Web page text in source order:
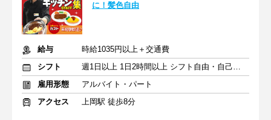
に！髪色自由
給与
時給1035円以上＋交通費
シフト
週1日以上 1日2時間以上 シフト自由・自己申告
雇用形態
アルバイト・パート
アクセス
上岡駅 徒歩8分